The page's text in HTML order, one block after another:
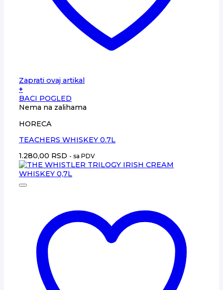
Zaprati ovaj artikal
+
BACI POGLED
Nema na zalihama
HORECA
TEACHERS WHISKEY 0.7L
1.280,00 RSD - sa PDV